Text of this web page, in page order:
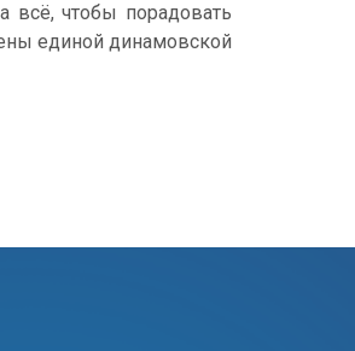
всё, чтобы порадовать
единой динамовской